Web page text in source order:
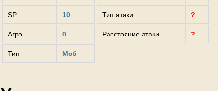
SP 10
Агро 0
Тип Моб
Тип атаки ?
Расстояние атаки ?